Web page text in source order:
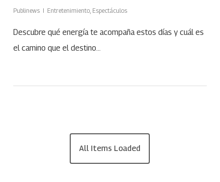
Publinews Entretenimiento, Espectáculos
Descubre qué energía te acompaña estos días y cuál es
el camino que el destino…